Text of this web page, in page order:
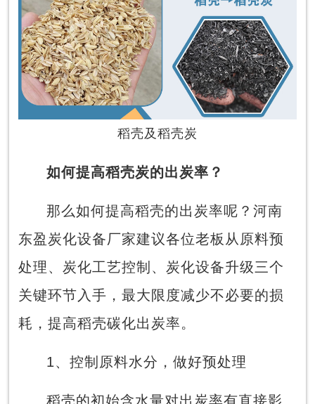
稻壳及稻壳炭
如何提高稻壳炭的出炭率？
那么如何提高稻壳的出炭率呢？河南
东盈炭化设备厂家建议各位老板从原料预
处理、炭化工艺控制、炭化设备升级三个
关键环节入手，最大限度减少不必要的损
耗，提高稻壳碳化出炭率。
1、控制原料水分，做好预处理
稻壳的初始含水量对出炭率有直接影